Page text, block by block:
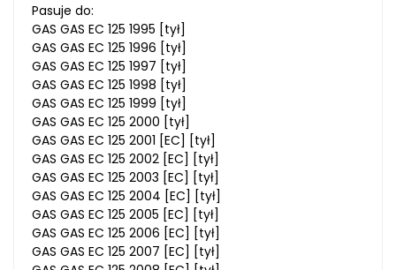
Pasuje do:
GAS GAS EC 125 1995 [tył]
GAS GAS EC 125 1996 [tył]
GAS GAS EC 125 1997 [tył]
GAS GAS EC 125 1998 [tył]
GAS GAS EC 125 1999 [tył]
GAS GAS EC 125 2000 [tył]
GAS GAS EC 125 2001 [EC] [tył]
GAS GAS EC 125 2002 [EC] [tył]
GAS GAS EC 125 2003 [EC] [tył]
GAS GAS EC 125 2004 [EC] [tył]
GAS GAS EC 125 2005 [EC] [tył]
GAS GAS EC 125 2006 [EC] [tył]
GAS GAS EC 125 2007 [EC] [tył]